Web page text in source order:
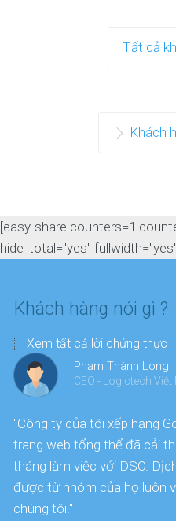
Tất cả
Khách
[easy-share counters=1
hide_total="yes"
Khách hàng nói gì ?
Xem tất cả lời chứng thực
Phạm Thành Long
CEO - Logictech Việt
"Công ty của tôi xếp hạng
trang web tổng thể đã cải
tháng làm việc với DSO.
được từ nhóm của họ luôn
chúng tôi."